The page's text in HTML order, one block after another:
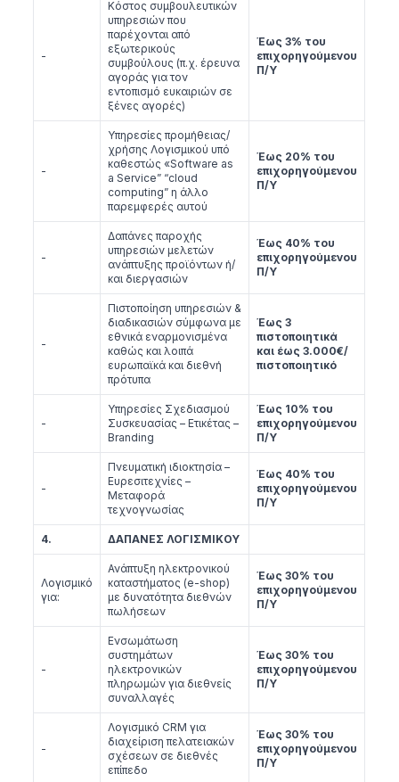
-
Κόστος συμβουλευτικών
υπηρεσιών που
παρέχονται από
εξωτερικούς
συμβούλους (π.χ. έρευνα
αγοράς για τον
εντοπισμό ευκαιριών σε
ξένες αγορές)
Έως 3% του
επιχορηγούμενου
Π/Υ
-
Υπηρεσίες προμήθειας/
χρήσης Λογισμικού υπό
καθεστώς «Software as
a Service” “cloud
computing” η άλλο
παρεμφερές αυτού
Έως 20% του
επιχορηγούμενου
Π/Υ
-
Δαπάνες παροχής
υπηρεσιών μελετών
ανάπτυξης προϊόντων ή/
και διεργασιών
Έως 40% του
επιχορηγούμενου
Π/Υ
-
Πιστοποίηση υπηρεσιών &
διαδικασιών σύμφωνα με
εθνικά εναρμονισμένα
καθώς και λοιπά
ευρωπαϊκά και διεθνή
πρότυπα
Έως 3
πιστοποιητικά
και έως 3.000€/
πιστοποιητικό
-
Υπηρεσίες Σχεδιασμού
Συσκευασίας – Ετικέτας –
Branding
Έως 10% του
επιχορηγούμενου
Π/Υ
-
Πνευματική ιδιοκτησία –
Ευρεσιτεχνίες –
Μεταφορά
τεχνογνωσίας
Έως 40% του
επιχορηγούμενου
Π/Υ
4. ΔΑΠΑΝΕΣ ΛΟΓΙΣΜΙΚΟΥ
Λογισμικό
για:
Ανάπτυξη ηλεκτρονικού
καταστήματος (e-shop)
με δυνατότητα διεθνών
πωλήσεων
Έως 30% του
επιχορηγούμενου
Π/Υ
-
Ενσωμάτωση
συστημάτων
ηλεκτρονικών
πληρωμών για διεθνείς
συναλλαγές
Έως 30% του
επιχορηγούμενου
Π/Υ
-
Λογισμικό CRM για
διαχείριση πελατειακών
σχέσεων σε διεθνές
επίπεδο
Έως 30% του
επιχορηγούμενου
Π/Υ